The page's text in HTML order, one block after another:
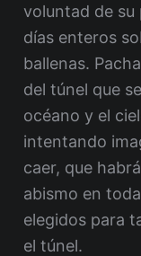
voluntad de su
días enteros
ballenas.
del túnel que
océano y el
intentando
caer, que
abismo en
elegidos para
el túnel.